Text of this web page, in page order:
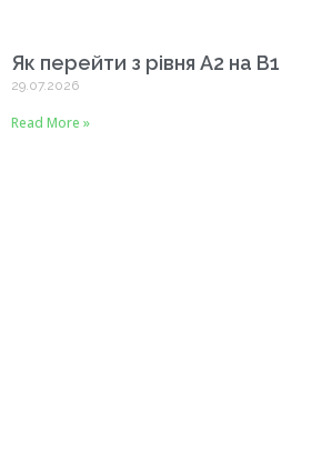
Як перейти з рівня A2 на B1
29.07.2026
Read More »